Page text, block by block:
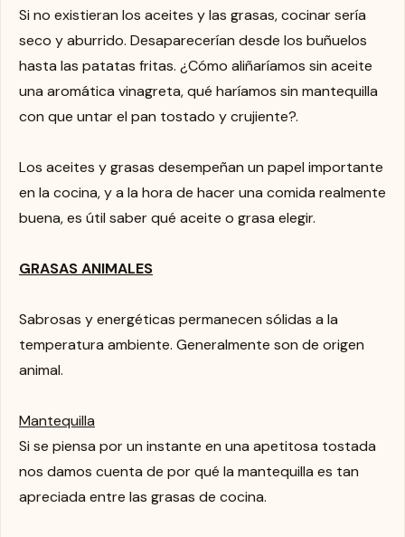
Si no existieran los aceites y las grasas, cocinar sería
seco y aburrido. Desaparecerían desde los buñuelos
hasta las patatas fritas. ¿Cómo aliñaríamos sin aceite
una aromática vinagreta, qué haríamos sin mantequilla
con que untar el pan tostado y crujiente?.
Los aceites y grasas desempeñan un papel importante
en la cocina, y a la hora de hacer una comida realmente
buena, es útil saber qué aceite o grasa elegir.
GRASAS ANIMALES
Sabrosas y energéticas permanecen sólidas a la
temperatura ambiente. Generalmente son de origen
animal.
Mantequilla
Si se piensa por un instante en una apetitosa tostada
nos damos cuenta de por qué la mantequilla es tan
apreciada entre las grasas de cocina.